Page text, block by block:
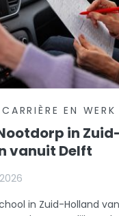
EN WERK
in
vanuit Delft
in Zuid-Holland